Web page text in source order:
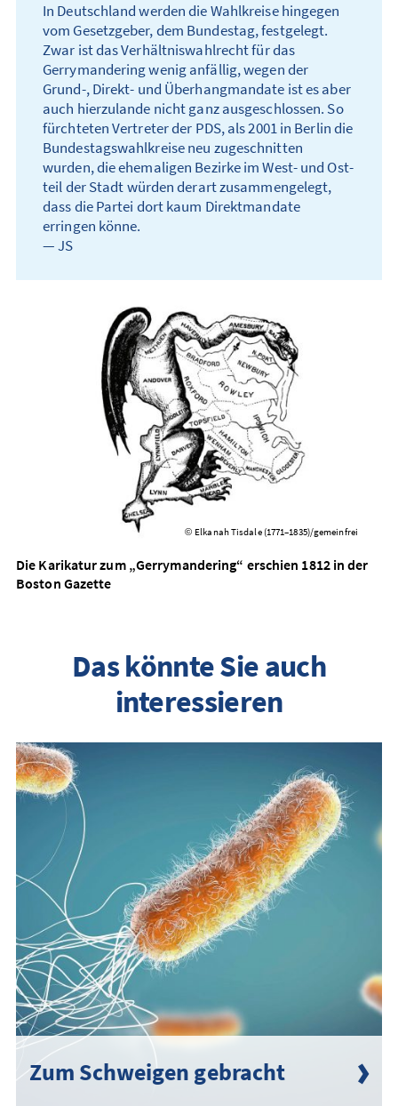
In Deutschland werden die Wahlkreise hingegen
vom Gesetzgeber, dem Bundes­tag, festgelegt.
Zwar ist das Verhältnis­wahl­recht für das
Gerrymandering wenig anfällig, wegen der
Grund-, Direkt- und Über­hang­mandate ist es aber
auch hier­zu­lande nicht ganz ausgeschlossen. So
fürchteten Vertreter der PDS, als 2001 in Berlin die
Bundes­tags­wahl­kreise neu zugeschnitten
wurden, die ehemaligen Bezirke im West- und Ost­
teil der Stadt würden derart zusammen­gelegt,
dass die Partei dort kaum Direkt­mandate
erringen könne.
— JS
© Elkanah Tisdale (1771–1835)/gemeinfrei
Die Karikatur zum „Gerrymandering“ erschien 1812 in der
Boston Gazette
Das könnte Sie auch
interessieren
Zum Schweigen gebracht